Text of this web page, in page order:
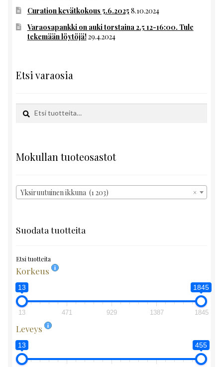
Curation kevätkokous 5.6.2025 8.10.2024
Varaosapankki on auki torstaina 2.5 12-16:00. Tule
tekemään löytöjä!29.4.2024
Etsi varaosia
Etsi:
Haku
Mokullan tuoteosastot
×
Yksiruutuinen ikkuna (1 203)
Suodata tuotteita
Etsi tuotteita
Korkeus
13 1845
13 471 929 1387 1845
Leveys
13 455